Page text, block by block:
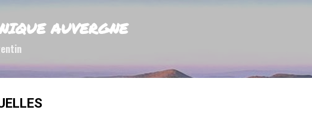
AUVERGNE